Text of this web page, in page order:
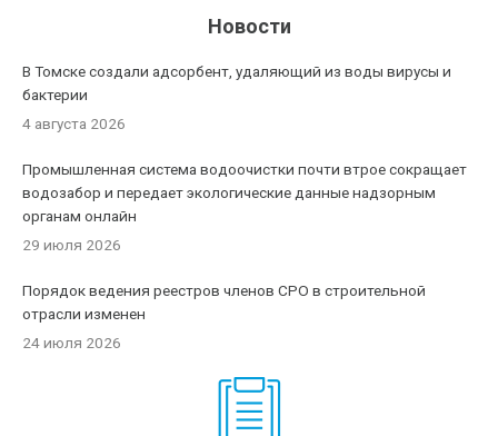
Новости
В Томске создали адсорбент, удаляющий из воды вирусы и
бактерии
4 августа 2026
Промышленная система водоочистки почти втрое сокращает
водозабор и передает экологические данные надзорным
органам онлайн
29 июля 2026
Порядок ведения реестров членов СРО в строительной
отрасли изменен
24 июля 2026